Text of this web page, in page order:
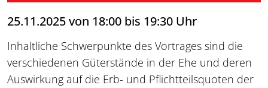
25.11.2025 von 18:00 bis 19:30 Uhr
Inhaltliche Schwerpunkte des Vortrages sind die
verschiedenen Güterstände in der Ehe und deren
Auswirkung auf die Erb- und Pflichtteilsquoten der